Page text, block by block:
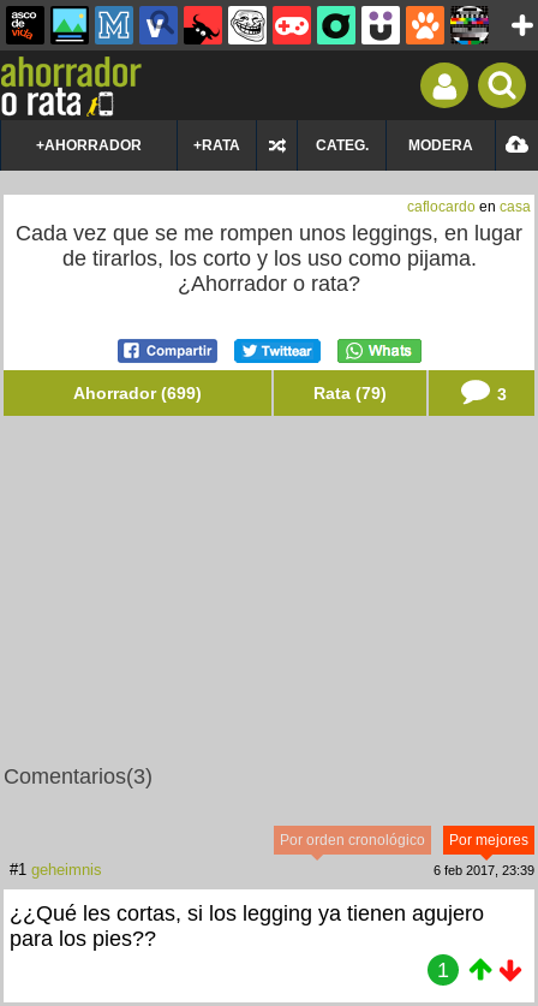
+AHORRADOR +RATA CATEG. MODERA
caflocardo en casa
Cada vez que se me rompen unos leggings, en lugar
de tirarlos, los corto y los uso como pijama.
¿Ahorrador o rata?
Ahorrador (699) Rata (79) 3
Comentarios(3)
Por mejores
Por orden cronológico
#1 geheimnis 6 feb 2017, 23:39
¿¿Qué les cortas, si los legging ya tienen agujero
para los pies??
1